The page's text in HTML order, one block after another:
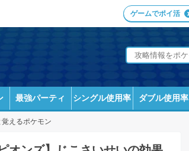
ゲームでポイ活
最強パーティ シングル使用率 ダブル使用率
えるポケモン